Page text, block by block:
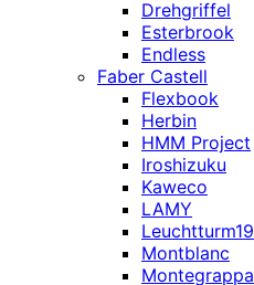
Drehgriffel
Esterbrook
Endless
Faber Castell
Flexbook
Herbin
HMM Project
Iroshizuku
Kaweco
LAMY
Montblanc
Montegrappa